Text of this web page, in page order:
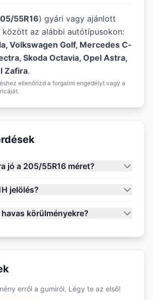
55R16) gyári vagy ajánlott
az alábbi autótípusokon:
Volkswagen Golf, Mercedes C-
Skoda Octavia, Opel Astra,
Zafira.
ellenőrizd a forgalmi engedélyt vagy a
jó a 205/55R16 méret?
jelölés?
körülményekre?
erről a gumiról. Légy te az első!